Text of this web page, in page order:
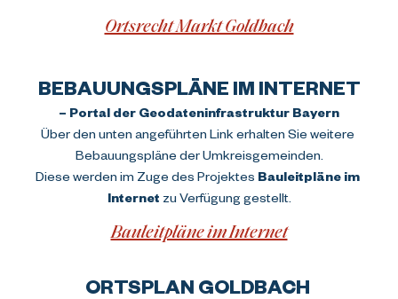
Ortsrecht Markt Goldbach
BEBAUUNGSPLÄNE IM INTERNET
– Portal der Geodateninfrastruktur Bayern
Über den unten angeführten Link erhalten Sie weitere
Bebauungspläne der Umkreisgemeinden.
Diese werden im Zuge des Projektes Bauleitpläne im
Internet zu Verfügung gestellt.
Bauleitpläne im Internet
ORTSPLAN GOLDBACH